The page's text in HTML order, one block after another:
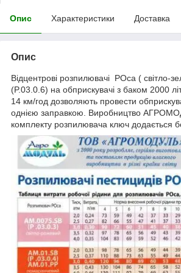
Опис Характеристики Доставка
Опис
Відцентрові розпилювачі РОса ( світло-
(P.03.0.6) на обприскувачі з баком 2000
14 км/год дозволяють провести
однією заправкою. Виробництво
комплекту розпилювача ключ додається